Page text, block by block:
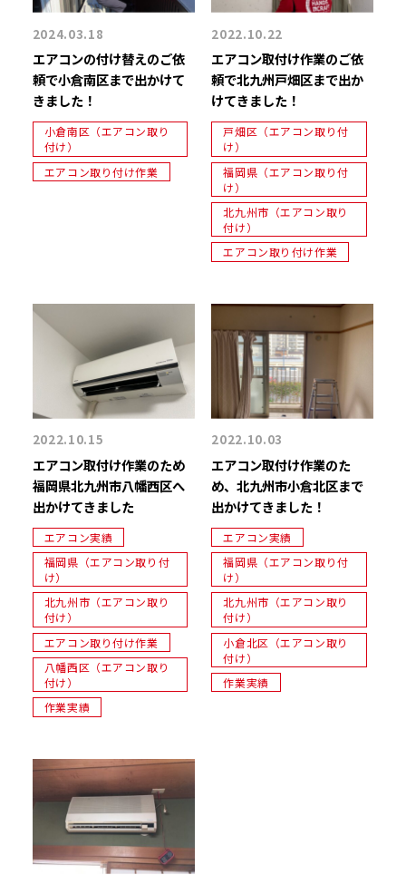
2024.03.18
エアコンの付け替えのご依
頼で小倉南区まで出かけて
きました！
小倉南区（エアコン取り
付け）
エアコン取り付け作業
2022.10.22
エアコン取付け作業のご依
頼で北九州戸畑区まで出か
けてきました！
戸畑区（エアコン取り付
け）
福岡県（エアコン取り付
け）
北九州市（エアコン取り
付け）
エアコン取り付け作業
2022.10.15
エアコン取付け作業のため
福岡県北九州市八幡西区へ
出かけてきました
エアコン実績
福岡県（エアコン取り付
け）
北九州市（エアコン取り
付け）
エアコン取り付け作業
八幡西区（エアコン取り
付け）
作業実績
2022.10.03
エアコン取付け作業のた
め、北九州市小倉北区まで
出かけてきました！
エアコン実績
福岡県（エアコン取り付
け）
北九州市（エアコン取り
付け）
小倉北区（エアコン取り
付け）
作業実績